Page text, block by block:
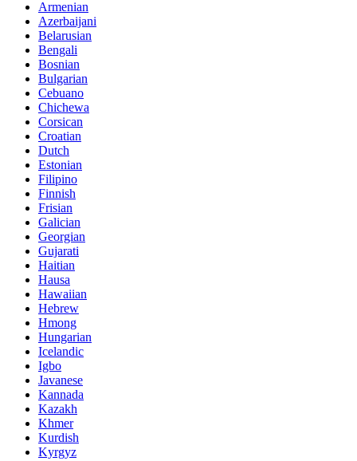
Armenian
Azerbaijani
Belarusian
Bengali
Bosnian
Bulgarian
Cebuano
Chichewa
Corsican
Croatian
Dutch
Estonian
Filipino
Finnish
Frisian
Galician
Georgian
Gujarati
Haitian
Hausa
Hawaiian
Hebrew
Hmong
Hungarian
Icelandic
Igbo
Javanese
Kannada
Kazakh
Khmer
Kurdish
Kyrgyz